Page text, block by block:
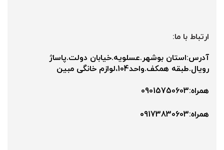
ارتباط با ما:
آدرس:استان بوشهر.عسلویه.خیابان دولت.پاساژ
رویال.طبقه همکف.واحد104،لوازم خانگی مبین
همراه:09015750603
همراه:۰9173830603